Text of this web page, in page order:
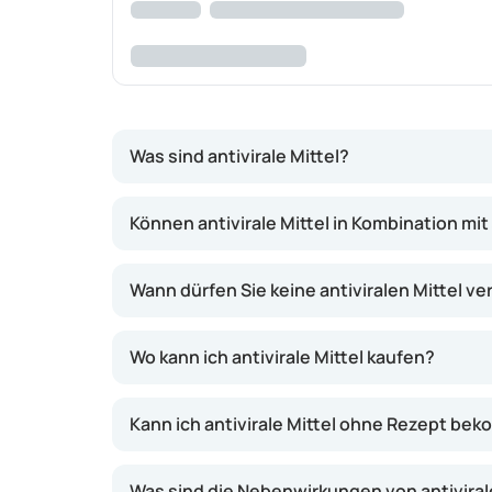
Was sind antivirale Mittel?
Infektionen zählen unter anderem Grippe,
Der Einsatz antiviraler Mittel richtet sich
sogenannten Neuraminidasehemmern,
Können antivirale Mittel in Kombination
Wann dürfen Sie keine antiviralen Mittel
Wo kann ich antivirale Mittel kaufen?
Kann ich antivirale Mittel ohne Rezept